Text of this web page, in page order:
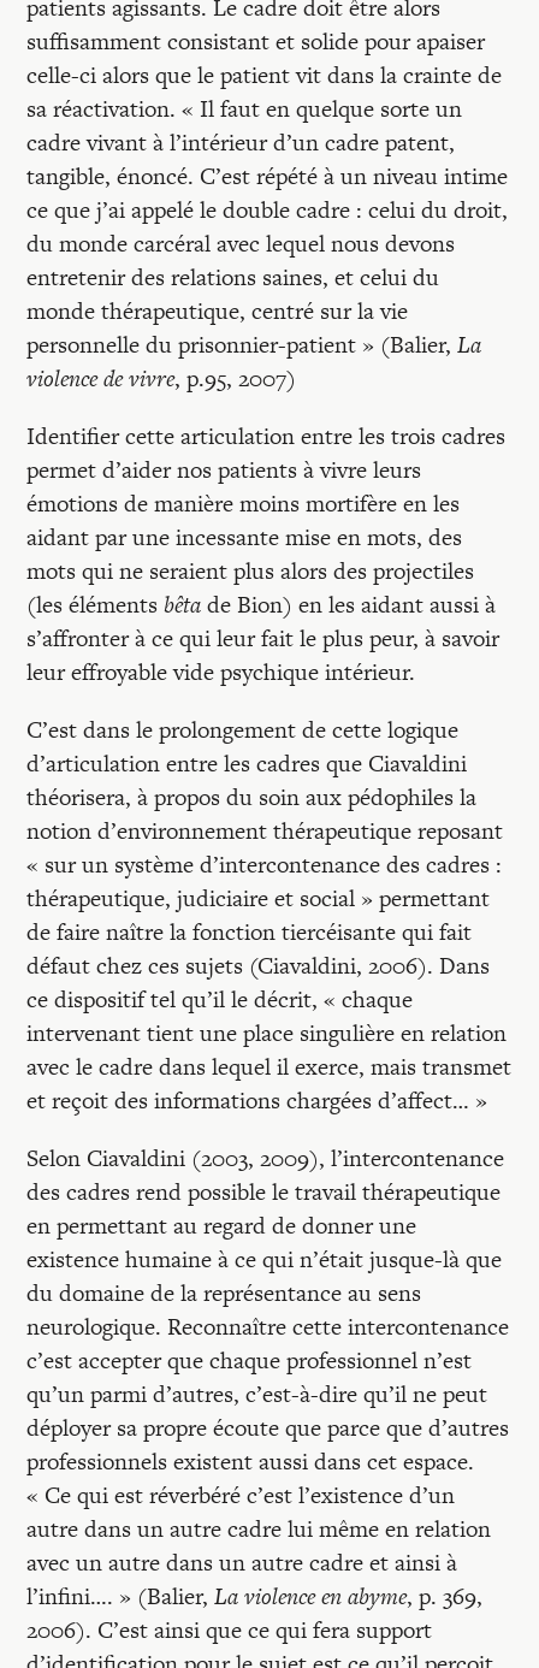
patients agissants. Le cadre doit être alors
suffisamment consistant et solide pour apaiser
celle-ci alors que le patient vit dans la crainte de
sa réactivation. « Il faut en quelque sorte un
cadre vivant à l’intérieur d’un cadre patent,
tangible, énoncé. C’est répété à un niveau intime
ce que j’ai appelé le double cadre : celui du droit,
du monde carcéral avec lequel nous devons
entretenir des relations saines, et celui du
monde thérapeutique, centré sur la vie
personnelle du prisonnier-patient » (Balier,La
violence de vivre, p.95, 2007)
Identifier cette articulation entre les trois cadres
permet d’aider nos patients à vivre leurs
émotions de manière moins mortifère en les
aidant par une incessante mise en mots, des
mots qui ne seraient plus alors des projectiles
(les élémentsbêtade Bion) en les aidant aussi à
s’affronter à ce qui leur fait le plus peur, à savoir
leur effroyable vide psychique intérieur.
C’est dans le prolongement de cette logique
d’articulation entre les cadres que Ciavaldini
théorisera, à propos du soin aux pédophiles la
notion d’environnement thérapeutique reposant
« sur un système d’intercontenance des cadres :
thérapeutique, judiciaire et social » permettant
de faire naître la fonction tiercéisante qui fait
défaut chez ces sujets (Ciavaldini, 2006). Dans
ce dispositif tel qu’il le décrit, « chaque
intervenant tient une place singulière en relation
avec le cadre dans lequel il exerce, mais transmet
et reçoit des informations chargées d’affect… »
Selon Ciavaldini (2003, 2009), l’intercontenance
des cadres rend possible le travail thérapeutique
en permettant au regard de donner une
existence humaine à ce qui n’était jusque-là que
du domaine de la représentance au sens
neurologique. Reconnaître cette intercontenance
c’est accepter que chaque professionnel n’est
qu’un parmi d’autres, c’est-à-dire qu’il ne peut
déployer sa propre écoute que parce que d’autres
professionnels existent aussi dans cet espace.
« Ce qui est réverbéré c’est l’existence d’un
autre dans un autre cadre lui même en relation
avec un autre dans un autre cadre et ainsi à
l’infini…. » (Balier,La violence en abyme, p. 369,
2006). C’est ainsi que ce qui fera support